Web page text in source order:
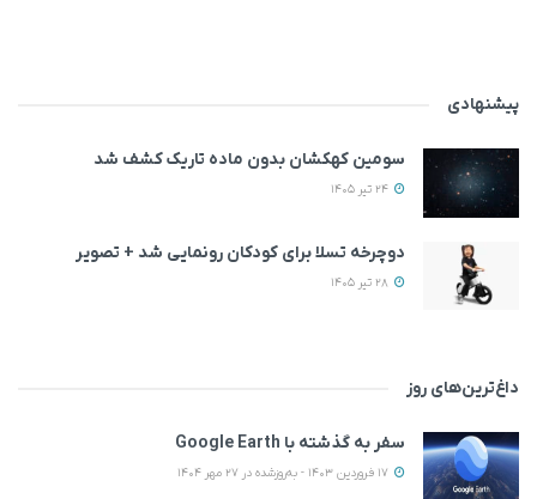
پیشنهادی
سومین کهکشان بدون ماده تاریک کشف شد
دوچرخه تسلا برای کودکان رونمایی شد + تصویر
داغ‌ترین‌های روز
سفر به گذشته با Google Earth